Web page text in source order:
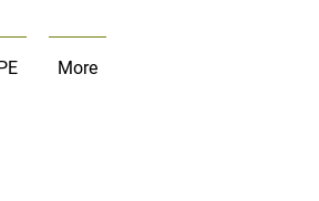
More